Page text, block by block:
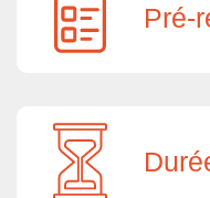
Pré-